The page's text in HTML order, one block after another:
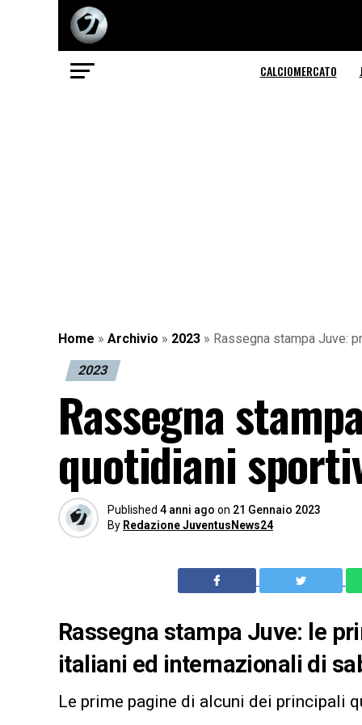
CALCIOMERCATO
Home » Archivio » 2023 » Rassegna stampa Juve:
2023
Rassegna
quotidiani
Published 4 anni ago on 21 Gennaio 2023
By Redazione JuventusNews24
Rassegna stampa Juve: le
italiani ed internazionali di
Le prime pagine di alcuni dei principali